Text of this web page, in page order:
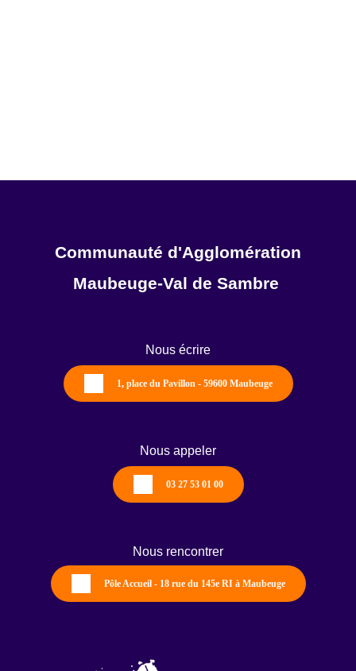
Communauté d'Agglomération
Maubeuge-Val de Sambre
Nous écrire
1, place du Pavillon - 59600 Maubeuge
Nous appeler
03 27 53 01 00
Nous rencontrer
Pôle Accueil - 18 rue du 145e RI à Maubeuge